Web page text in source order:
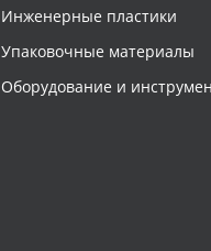
Инженерные пластики
Упаковочные материалы
Оборудование и